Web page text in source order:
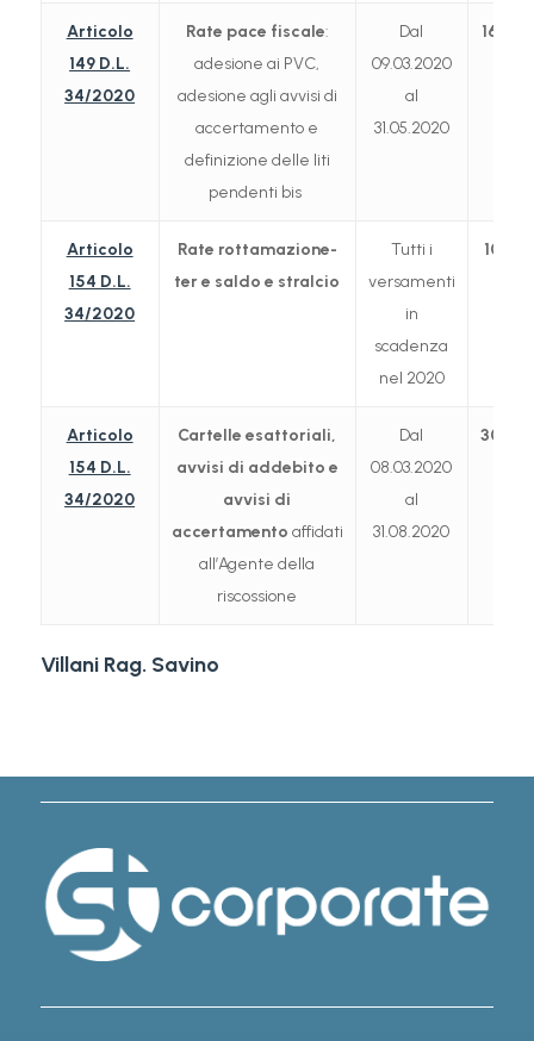
Articolo
149 D.L.
34/2020
Rate pace fiscale:
adesione ai PVC,
adesione agli avvisi di
accertamento e
definizione delle liti
pendenti bis
Dal
09.03.2020
al
31.05.2020
Articolo
154 D.L.
34/2020
Rate rottamazione-
ter e saldo e stralcio
Tutti i
versamenti
in
scadenza
nel 2020
Articolo
154 D.L.
34/2020
Cartelle esattoriali,
avvisi di addebito e
avvisi di
accertamento affidati
all’Agente della
riscossione
Dal
08.03.2020
al
31.08.2020
Villani Rag. Savino